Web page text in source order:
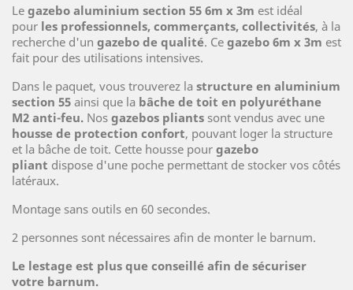
Le gazebo aluminium section 55 6m x 3m est idéal
pour les professionnels, commerçants, collectivités, à la
recherche d'un gazebo de qualité. Ce gazebo 6m x 3m est
fait pour des utilisations intensives.
Dans le paquet, vous trouverez la structure en aluminium
section 55 ainsi que la bâche de toit en polyuréthane
M2 anti-feu. Nos gazebos pliants sont vendus avec une
housse de protection confort, pouvant loger la structure
et la bâche de toit. Cette housse pour gazebo
pliant dispose d'une poche permettant de stocker vos côtés
latéraux.
Montage sans outils en 60 secondes.
2 personnes sont nécessaires afin de monter le barnum.
Le lestage est plus que conseillé afin de sécuriser
votre barnum.